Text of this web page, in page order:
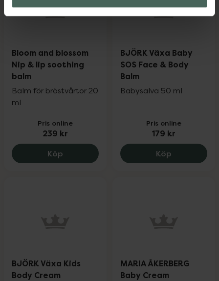
Bloom and blossom
Nip & lip soothing
balm
Balm för bröstvårtor 20
ml
Pris online
239 kr
Köp Bloom and blossom Nip & lip soothing
BJÖRK Växa Baby
SOS Face & Body
Balm
Babysalva 50 ml
Pris online
179 kr
Köp BJÖRK
BJÖRK Växa Kids
Body Cream
MARIA ÅKERBERG
Baby Cream